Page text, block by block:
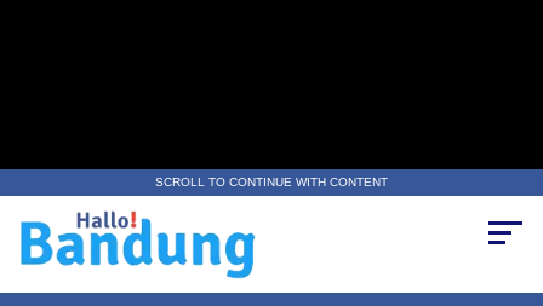
SCROLL TO CONTINUE WITH CONTENT